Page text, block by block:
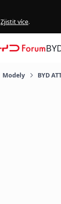
Zjistit více.
Modely BYD